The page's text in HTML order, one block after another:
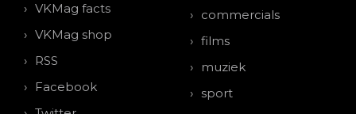
VKMag facts
VKMag shop
RSS
Facebook
commercials
films
muziek
sport